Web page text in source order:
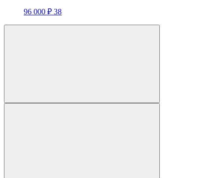
96 000 ₽ 38